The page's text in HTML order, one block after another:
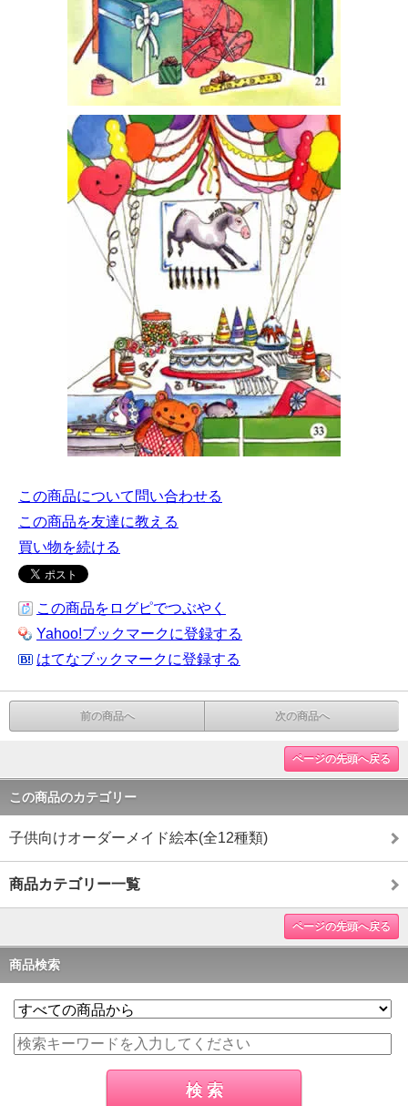
この商品について問い合わせる
この商品を友達に教える
買い物を続ける
この商品をログピでつぶやく
Yahoo!ブックマークに登録する
はてなブックマークに登録する
前の商品へ 次の商品へ
ページの先頭へ戻る
この商品のカテゴリー
子供向けオーダーメイド絵本(全12種類)
商品カテゴリー一覧
ページの先頭へ戻る
商品検索